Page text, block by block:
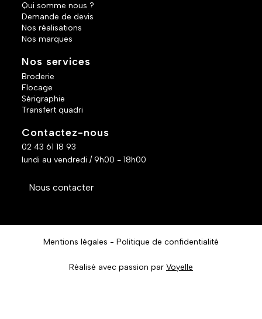
Qui somme nous ?
Demande de devis
Nos réalisations
Nos marques
Nos services
Broderie
Flocage
Sérigraphie
Transfert quadri
Contactez-nous
02 43 61 18 93
lundi au vendredi / 9h00 - 18h00
Nous contacter
Mentions légales Politique de confidentialité
Réalisé avec passion par Voyelle